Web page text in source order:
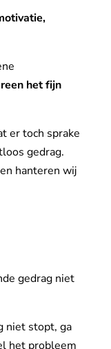
het fijn
er toch sprake
gedrag.
hanteren wij
gedrag niet
niet stopt, ga
het probleem